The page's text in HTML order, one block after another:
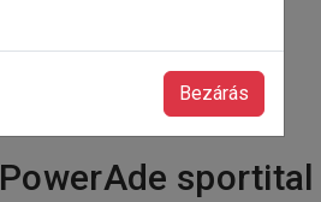
Bezárás
PowerAde